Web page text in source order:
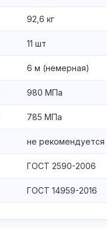
92,6 кг
11 шт
6 м (немерная)
980 МПа
785 МПа
не рекомендуется
ГОСТ 2590-2006
ГОСТ 14959-2016